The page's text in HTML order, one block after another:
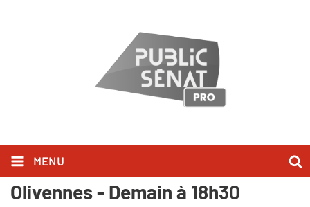
MENU
"Elémentaire", présenté par Denis
Olivennes - Demain à 18h30